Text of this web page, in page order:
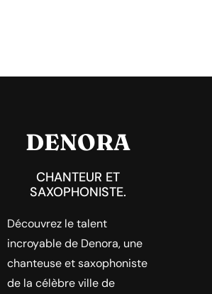
DENORA
CHANTEUR ET
SAXOPHONISTE.
Découvrez le talent
incroyable de Denora, une
chanteuse et saxophoniste
de la célèbre ville de